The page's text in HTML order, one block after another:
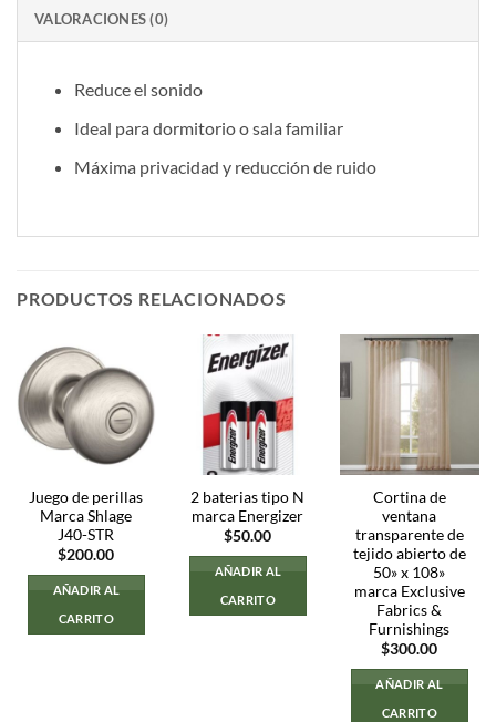
VALORACIONES (0)
Reduce el sonido
Ideal para dormitorio o sala familiar
Máxima privacidad y reducción de ruido
PRODUCTOS RELACIONADOS
Juego de perillas
Marca Shlage
J40-STR
$200.00
AÑADIR AL
CARRITO
2 baterias tipo N
marca Energizer
$50.00
AÑADIR AL
CARRITO
Cortina de
ventana
transparente de
tejido abierto de
50» x 108»
marca Exclusive
Fabrics &
Furnishings
$300.00
AÑADIR AL
CARRITO